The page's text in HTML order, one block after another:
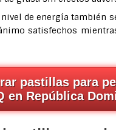
de energía también
satisfechos
pastillas para
en República